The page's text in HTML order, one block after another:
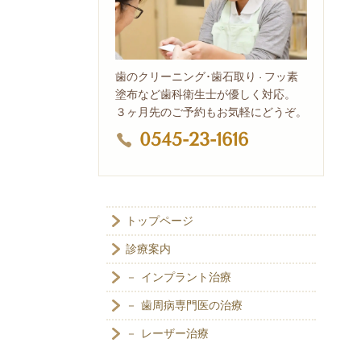
歯のクリーニング･歯石取り ・ フッ素
塗布など歯科衛生士が優しく対応。
３ヶ月先のご予約もお気軽にどうぞ。
0545-23-1616
トップページ
診療案内
－ インプラント治療
－ 歯周病専門医の治療
－ レーザー治療